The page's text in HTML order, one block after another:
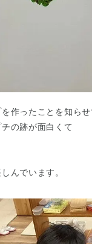
作ったことを知らせ
の跡が面白くて
んでいます。